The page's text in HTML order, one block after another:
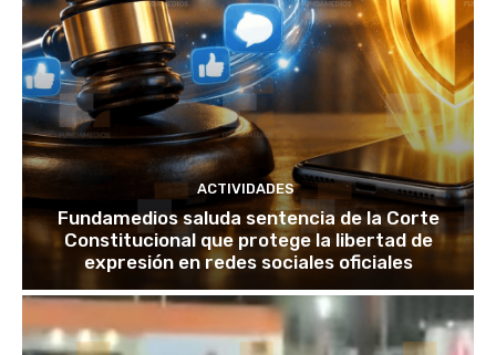
ACTIVIDADES
Fundamedios saluda sentencia de la Corte
Constitucional que protege la libertad de
expresión en redes sociales oficiales